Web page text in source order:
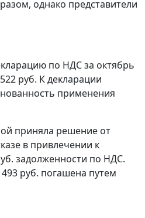
однако представители
по НДС за октябрь
руб. К декларации
применения
приняла решение от
в привлечении к
задолженности по НДС.
руб. погашена путем